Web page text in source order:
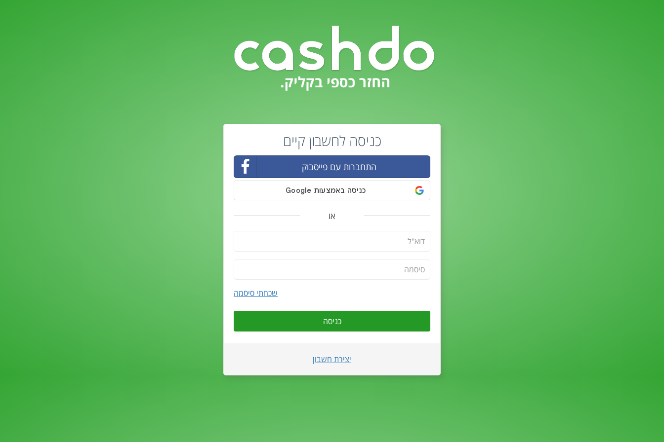
כניסה לחשבון קיים
התחברות עם פייסבוק
או
שכחתי סיסמה
כניסה
יצירת חשבון